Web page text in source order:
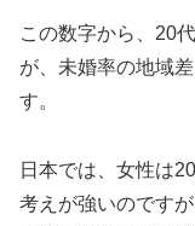
この数字から、20
が、未婚率の地域
す。
日本では、女性は
考えが強いのです